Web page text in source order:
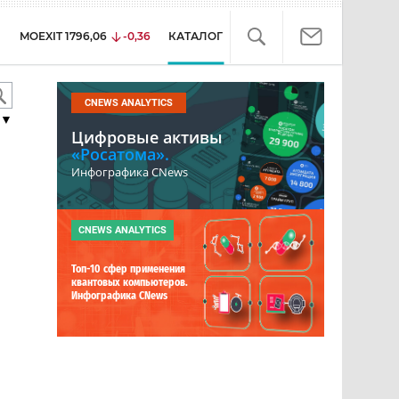
MOEXIT 1796,06 -0,36 КАТАЛОГ
▼
CNEWS ANALYTICS
Цифровые активы
«Росатома».
Инфографика CNews
CNEWS ANALYTICS
Топ-10 сфер применения
квантовых компьютеров.
Инфографика CNews